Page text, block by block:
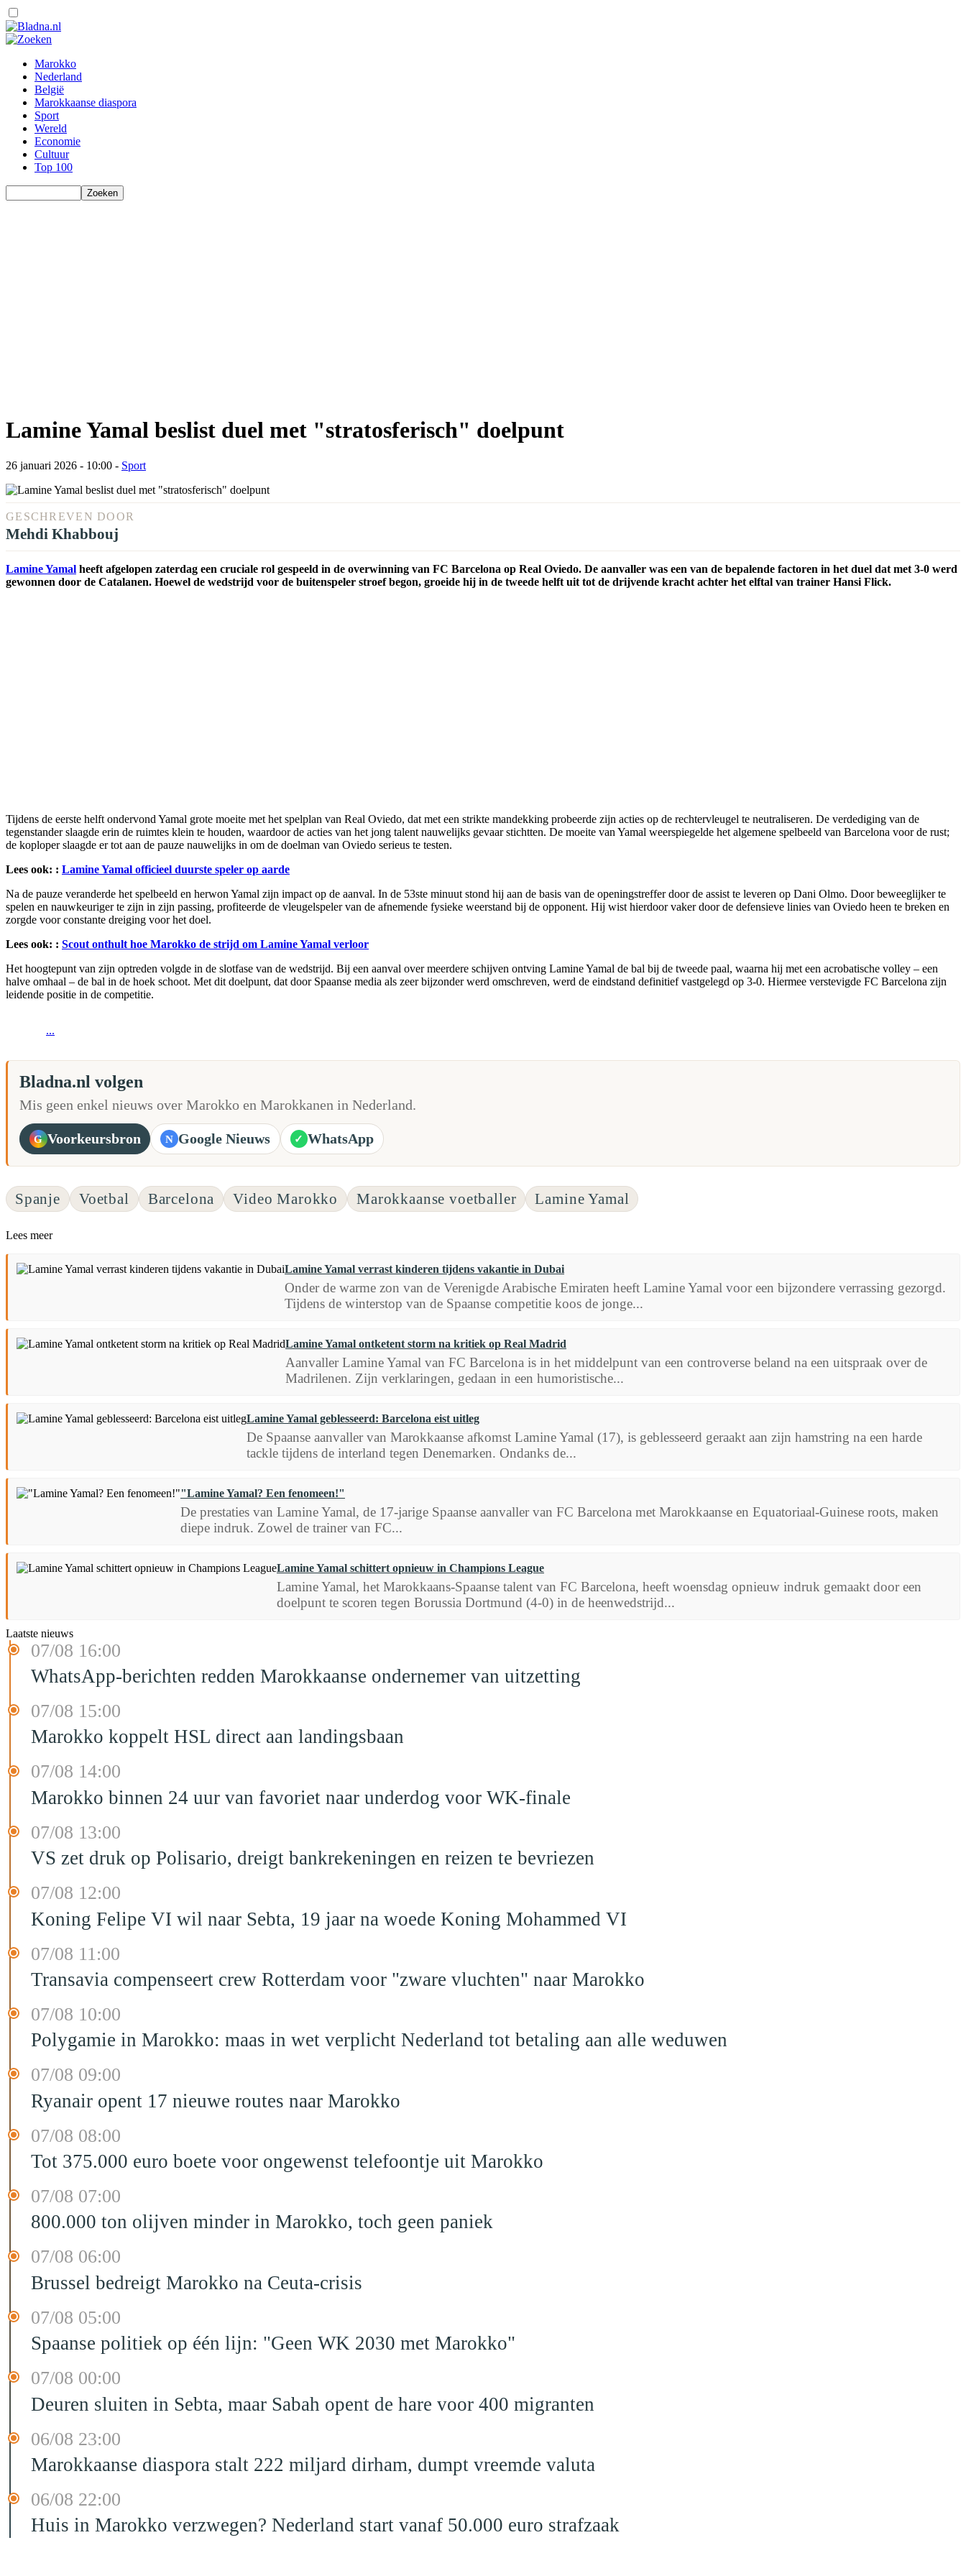
Marokko
Nederland
België
Marokkaanse diaspora
Sport
Wereld
Economie
Cultuur
Top 100
Lamine Yamal beslist duel met "stratosferisch" doelpunt
26 januari 2026 - 10:00 - Sport
GESCHREVEN DOOR
Mehdi Khabbouj
Lamine Yamal heeft afgelopen zaterdag een cruciale rol gespeeld in de overwinning van FC Barcelona op Real Oviedo. De aanvaller was een van de bepalende factoren in het duel dat met 3-0 werd
gewonnen door de Catalanen. Hoewel de wedstrijd voor de buitenspeler stroef begon, groeide hij in de tweede helft uit tot de drijvende kracht achter het elftal van trainer Hansi Flick.
Tijdens de eerste helft ondervond Yamal grote moeite met het spelplan van Real Oviedo, dat met een strikte mandekking probeerde zijn acties op de rechtervleugel te neutraliseren. De verdediging van de
tegenstander slaagde erin de ruimtes klein te houden, waardoor de acties van het jong talent nauwelijks gevaar stichtten. De moeite van Yamal weerspiegelde het algemene spelbeeld van Barcelona voor de rust;
de koploper slaagde er tot aan de pauze nauwelijks in om de doelman van Oviedo serieus te testen.
Lees ook: : Lamine Yamal officieel duurste speler op aarde
Na de pauze veranderde het spelbeeld en herwon Yamal zijn impact op de aanval. In de 53ste minuut stond hij aan de basis van de openingstreffer door de assist te leveren op Dani Olmo. Door beweeglijker te
spelen en nauwkeuriger te zijn in zijn passing, profiteerde de vleugelspeler van de afnemende fysieke weerstand bij de opponent. Hij wist hierdoor vaker door de defensieve linies van Oviedo heen te breken en
zorgde voor constante dreiging voor het doel.
Lees ook: : Scout onthult hoe Marokko de strijd om Lamine Yamal verloor
Het hoogtepunt van zijn optreden volgde in de slotfase van de wedstrijd. Bij een aanval over meerdere schijven ontving Lamine Yamal de bal bij de tweede paal, waarna hij met een acrobatische volley – een
halve omhaal – de bal in de hoek schoot. Met dit doelpunt, dat door Spaanse media als zeer bijzonder werd omschreven, werd de eindstand definitief vastgelegd op 3-0. Hiermee verstevigde FC Barcelona zijn
leidende positie in de competitie.
...
Bladna.nl volgen
Mis geen enkel nieuws over Marokko en Marokkanen in Nederland.
G Voorkeursbron N Google Nieuws ✓ WhatsApp
Spanje Voetbal Barcelona Video Marokko Marokkaanse voetballer Lamine Yamal
Lees meer
Lamine Yamal verrast kinderen tijdens vakantie in Dubai
Onder de warme zon van de Verenigde Arabische Emiraten heeft Lamine Yamal voor een bijzondere verrassing gezorgd.
Tijdens de winterstop van de Spaanse competitie koos de jonge...
Lamine Yamal ontketent storm na kritiek op Real Madrid
Aanvaller Lamine Yamal van FC Barcelona is in het middelpunt van een controverse beland na een uitspraak over de
Madrilenen. Zijn verklaringen, gedaan in een humoristische...
Lamine Yamal geblesseerd: Barcelona eist uitleg
De Spaanse aanvaller van Marokkaanse afkomst Lamine Yamal (17), is geblesseerd geraakt aan zijn hamstring na een harde
tackle tijdens de interland tegen Denemarken. Ondanks de...
"Lamine Yamal? Een fenomeen!"
De prestaties van Lamine Yamal, de 17-jarige Spaanse aanvaller van FC Barcelona met Marokkaanse en Equatoriaal-Guinese roots, maken
diepe indruk. Zowel de trainer van FC...
Lamine Yamal schittert opnieuw in Champions League
Lamine Yamal, het Marokkaans-Spaanse talent van FC Barcelona, heeft woensdag opnieuw indruk gemaakt door een
doelpunt te scoren tegen Borussia Dortmund (4-0) in de heenwedstrijd...
Laatste nieuws
07/08 16:00
WhatsApp-berichten redden Marokkaanse ondernemer van uitzetting
07/08 15:00
Marokko koppelt HSL direct aan landingsbaan
07/08 14:00
Marokko binnen 24 uur van favoriet naar underdog voor WK-finale
07/08 13:00
VS zet druk op Polisario, dreigt bankrekeningen en reizen te bevriezen
07/08 12:00
Koning Felipe VI wil naar Sebta, 19 jaar na woede Koning Mohammed VI
07/08 11:00
Transavia compenseert crew Rotterdam voor "zware vluchten" naar Marokko
07/08 10:00
Polygamie in Marokko: maas in wet verplicht Nederland tot betaling aan alle weduwen
07/08 09:00
Ryanair opent 17 nieuwe routes naar Marokko
07/08 08:00
Tot 375.000 euro boete voor ongewenst telefoontje uit Marokko
07/08 07:00
800.000 ton olijven minder in Marokko, toch geen paniek
07/08 06:00
Brussel bedreigt Marokko na Ceuta-crisis
07/08 05:00
Spaanse politiek op één lijn: "Geen WK 2030 met Marokko"
07/08 00:00
Deuren sluiten in Sebta, maar Sabah opent de hare voor 400 migranten
06/08 23:00
Marokkaanse diaspora stalt 222 miljard dirham, dumpt vreemde valuta
06/08 22:00
Huis in Marokko verzwegen? Nederland start vanaf 50.000 euro strafzaak